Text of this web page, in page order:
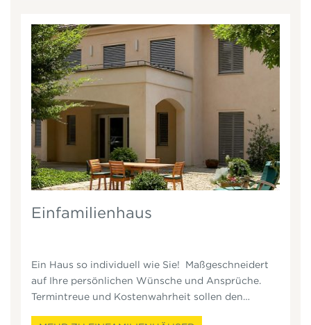
Einfamilienhaus
Ein Haus so individuell wie Sie! Maßgeschneidert
auf Ihre persönlichen Wünsche und Ansprüche.
Termintreue und Kostenwahrheit sollen den